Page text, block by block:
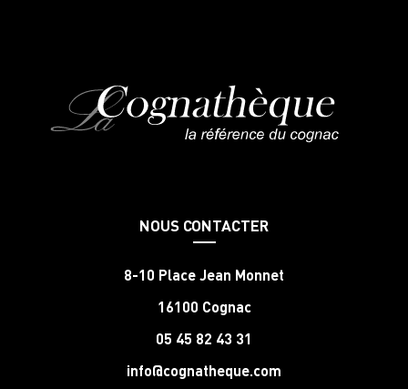
NOUS CONTACTER
8-10 Place Jean Monnet
16100 Cognac
05 45 82 43 31
info@cognatheque.com